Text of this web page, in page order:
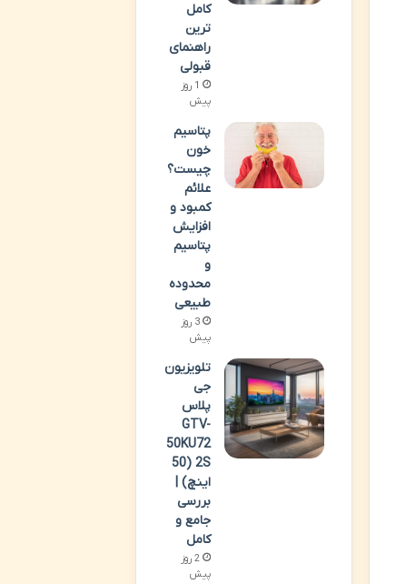
کامل
ترین
راهنمای
قبولی
1 روز
پیش
پتاسیم
خون
چیست؟
علائم
کمبود و
افزایش
پتاسیم
و
محدوده
طبیعی
3 روز
پیش
تلویزیون
جی
پلاس
GTV-
50KU72
2S (50
اینچ) |
بررسی
جامع و
کامل
2 روز
پیش